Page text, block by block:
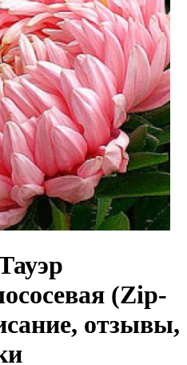
(Zip-
отзывы,